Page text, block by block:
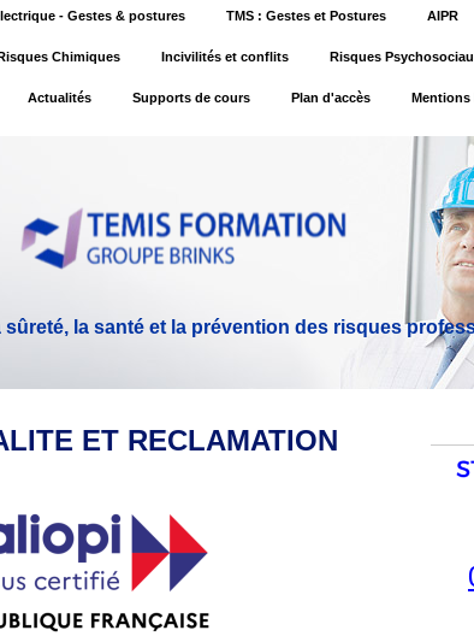
- Gestes & postures TMS : Gestes et Postures AIPR
Chimiques Incivilités et conflits Risques
Actualités Supports de cours Plan d'accès Mentions
la santé et la prévention des risques
ET RECLAMATION